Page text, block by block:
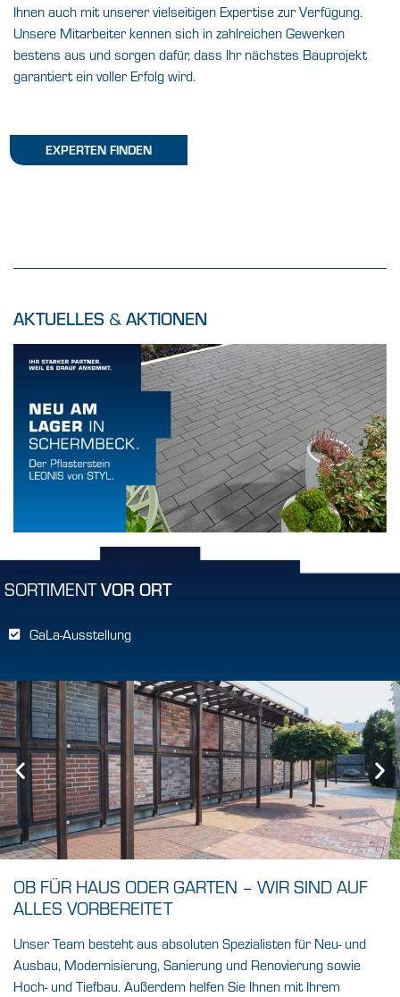
Ihnen auch mit unserer vielseitigen Expertise zur Verfügung.
Unsere Mitarbeiter kennen sich in zahlreichen Gewerken
bestens aus und sorgen dafür, dass Ihr nächstes Bauprojekt
garantiert ein voller Erfolg wird.
EXPERTEN FINDEN
AKTUELLES & AKTIONEN
SORTIMENTVOR ORT
GaLa-Ausstellung
OB FÜR HAUS ODER GARTEN – WIR SIND AUF
ALLES VORBEREITET
Unser Team besteht aus absoluten Spezialisten fürNeu- und
Ausbau, Modernisierung, Sanierung und Renovierung sowie
Hoch- und Tiefbau. Außerdem helfen Sie Ihnen mit Ihrem